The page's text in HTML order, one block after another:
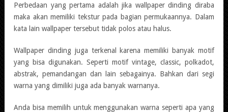
Perbedaan yang pertama adalah jika wallpaper dinding diraba
maka akan memiliki tekstur pada bagian permukaannya. Dalam
kata lain wallpaper tersebut tidak polos atau halus.
Wallpaper dinding juga terkenal karena memiliki banyak motif
yang bisa digunakan. Seperti motif vintage, classic, polkadot,
abstrak, pemandangan dan lain sebagainya. Bahkan dari segi
warna yang dimiliki juga ada banyak warnanya.
Anda bisa memilih untuk menggunakan warna seperti apa yang